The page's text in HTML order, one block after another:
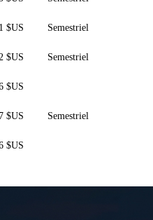
$US Semestriel
$US Semestriel
$US
$US Semestriel
$US